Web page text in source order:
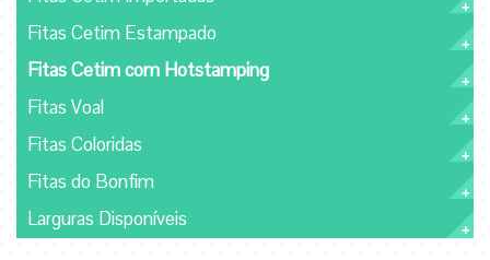
Fitas Cetim Estampado
Fitas Cetim com Hotstamping
Fitas Voal
Fitas Coloridas
Fitas do Bonfim
Larguras Disponíveis